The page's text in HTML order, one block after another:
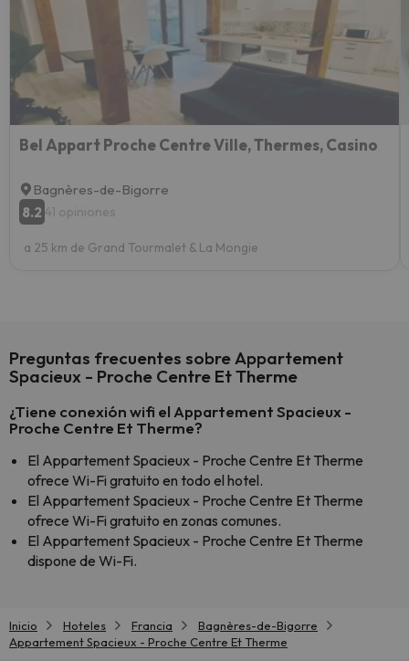
yo.
Bel Appart Proche Centre Ville, Thermes, Casino
Bagnères-de-Bigorre
8.2 41 opiniones
a 25 km de Grand Tourmalet & La Mongie
Preguntas frecuentes sobre Appartement
Spacieux - Proche Centre Et Therme
¿Tiene conexión wifi el Appartement Spacieux -
Proche Centre Et Therme?
El Appartement Spacieux - Proche Centre Et Therme
ofrece Wi-Fi gratuito en todo el hotel.
El Appartement Spacieux - Proche Centre Et Therme
ofrece Wi-Fi gratuito en zonas comunes.
El Appartement Spacieux - Proche Centre Et Therme
dispone de Wi-Fi.
Inicio Hoteles Francia
Bagnères-de-Bigorre
Appartement Spacieux - Proche Centre Et Therme